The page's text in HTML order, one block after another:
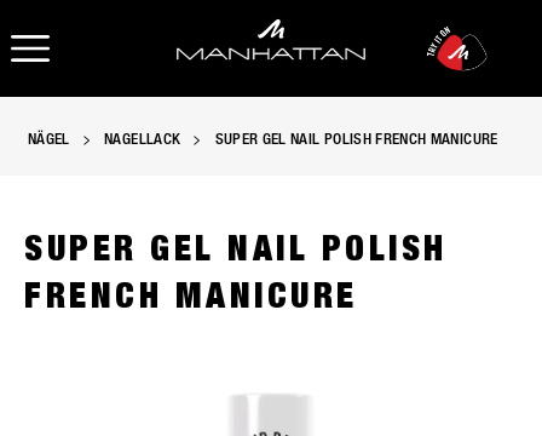
OPEN NAVIGATION
NÄGEL NAGELLACK SUPER GEL NAIL POLISH FRENCH MANICURE
SUPER GEL NAIL POLISH
FRENCH MANICURE